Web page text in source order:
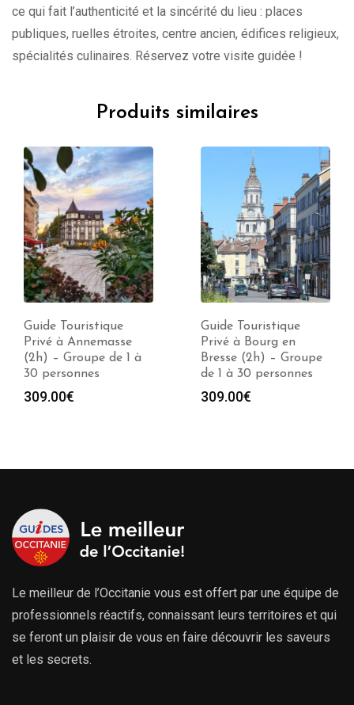
ce qui fait l’authenticité et la sincérité du lieu : places
publiques, ruelles étroites, centre ancien, édifices religieux,
spécialités culinaires. Réservez votre visite guidée !
Produits similaires
Guide Touristique
Privé à Annemasse
(2h) – Groupe de 1 à
30 personnes
309.00€
Guide Touristique
Privé à Bourg en
Bresse (2h) – Groupe
de 1 à 30 personnes
309.00€
Le meilleur de l’Occitanie vous est offert par une équipe de
professionnels réactifs, connaissant leurs territoires et qui
se feront un plaisir de vous en faire découvrir les saveurs
et les secrets.